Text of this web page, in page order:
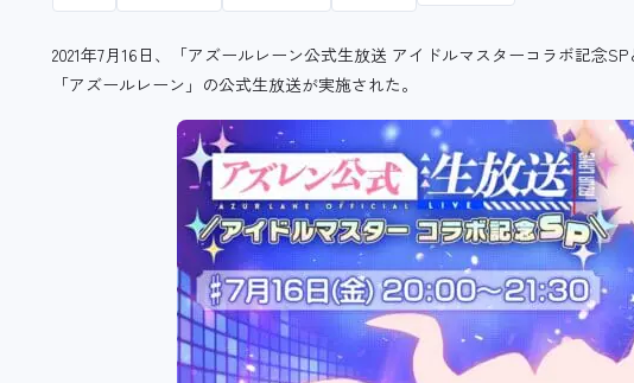
2021年7月16日、「アズールレーン公式生放送 アイドルマスターコラボ記念
「アズールレーン」の公式生放送が実施された。